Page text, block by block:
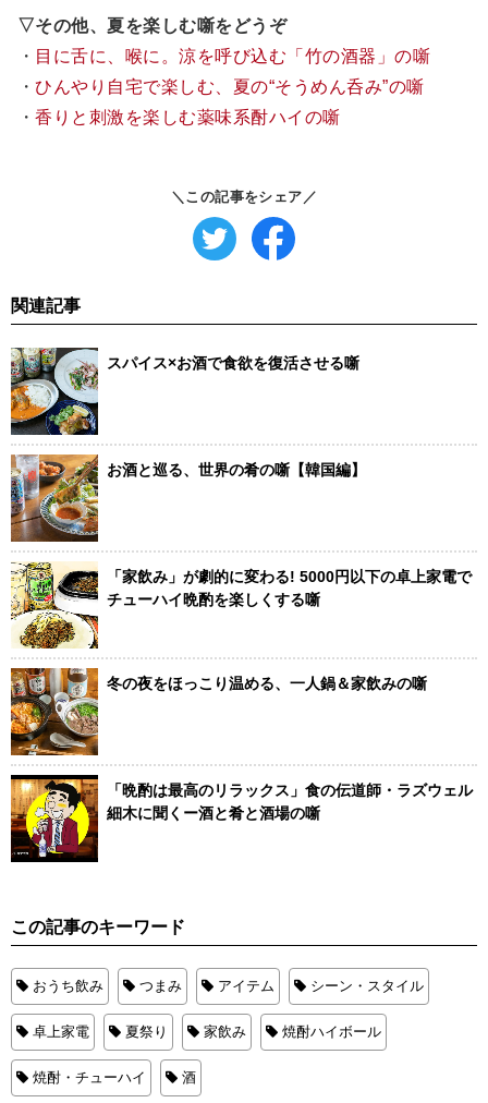
▽その他、夏を楽しむ噺をどうぞ
・ 目に舌に、喉に。涼を呼び込む「竹の酒器」の噺
・ひんやり自宅で楽しむ、夏の“そうめん呑み”の噺
・香りと刺激を楽しむ薬味系酎ハイの噺
＼この記事をシェア／
関連記事
スパイス×お酒で食欲を復活させる噺
お酒と巡る、世界の肴の噺【韓国編】
「家飲み」が劇的に変わる! 5000円以下の卓上家電で
チューハイ晩酌を楽しくする噺
冬の夜をほっこり温める、一人鍋＆家飲みの噺
「晩酌は最高のリラックス」食の伝道師・ラズウェル
細木に聞くー酒と肴と酒場の噺
この記事のキーワード
おうち飲み つまみ アイテム シーン・スタイル
卓上家電 夏祭り 家飲み 焼酎ハイボール
焼酎・チューハイ 酒